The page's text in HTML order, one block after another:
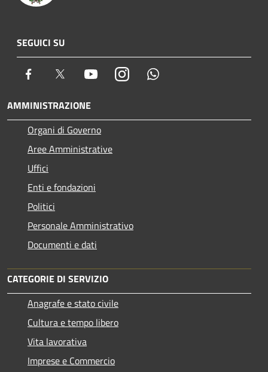
SEGUICI SU
Facebook Twitter YoutubeInstagram
AMMINISTRAZIONE
Organi di Governo
Aree Amministrative
Uffici
Enti e fondazioni
Politici
Personale Amministrativo
Documenti e dati
CATEGORIE DI SERVIZIO
Anagrafe e stato civile
Cultura e tempo libero
Vita lavorativa
Imprese e Commercio